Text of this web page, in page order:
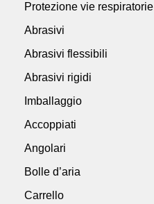
Protezione vie respiratorie
Abrasivi
Abrasivi flessibili
Abrasivi rigidi
Imballaggio
Accoppiati
Angolari
Bolle d’aria
Carrello